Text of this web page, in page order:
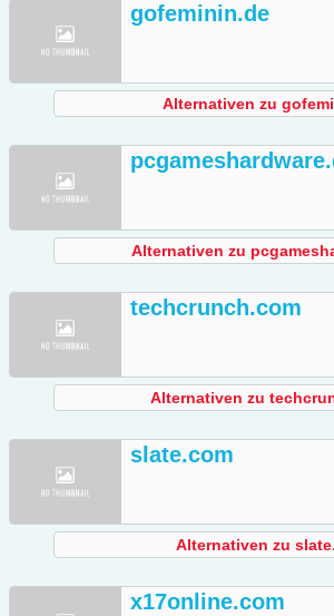
gofeminin.de
Alternativen zu
Alternativen zu
techcrunch.com
Alternativen zu
slate.com
Alternativen zu
x17online.com